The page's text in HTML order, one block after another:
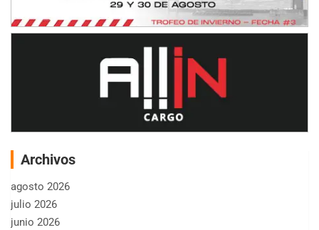
Archivos
agosto 2026
julio 2026
junio 2026